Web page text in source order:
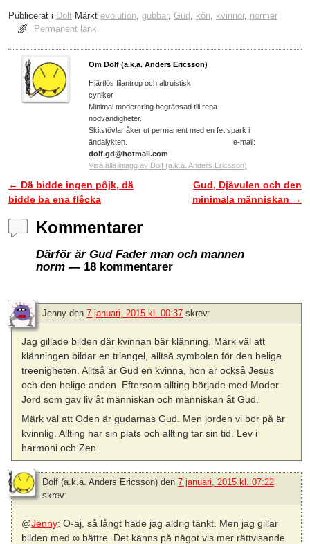
Publicerat i Dolf Märkt evolution gubbar, Gud kön kvinnor, normer
Permanent länk
Om Dolf (a.k.a. Anders Ericsson)
Hjärtlös filantrop och altruistisk
cyniker
Minimal moderering begränsad till rena
nödvändigheter.
Skitstövlar åker ut permanent med en fet spark i
ändalykten. e-mail:
dolf.gd@hotmail.com
Visa alla inlägg av Dolf (a.k.a. Anders Ericsson)
Inläggsnavigering
← Dä bidde ingen pôjk, dä
bidde ba ena flêcka
Gud, Djävulen och den
minimala människan →
Kommentarer
Därför är Gud Fader man och mannen
norm — 18 kommentarer
Jenny den 7 januari, 2015 kl. 00:37 skrev:
Jag gillade bilden där kvinnan bär klänning. Märk väl att
klänningen bildar en triangel, alltså symbolen för den heliga
treenigheten. Alltså är Gud en kvinna, hon är också Jesus
och den helige anden. Eftersom allting började med Moder
Jord som gav liv åt människan och människan åt Gud.
Märk väl att Oden är gudarnas Gud. Men jorden vi bor på är
kvinnlig. Allting har sin plats och allting tar sin tid. Lev i
harmoni och Zen.
Dolf (a.k.a. Anders Ericsson) den 7 januari, 2015 kl. 07:22
skrev:
@Jenny: O-aj, så långt hade jag aldrig tänkt. Men jag gillar
bilden med ∞ bättre. Det känns på något vis mer rättvisande